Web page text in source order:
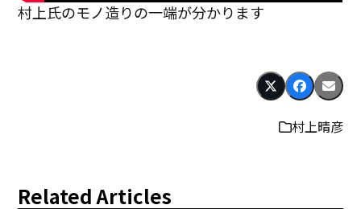
村上氏のモノ造りの一端が分かります
村上晴彦
Related Articles